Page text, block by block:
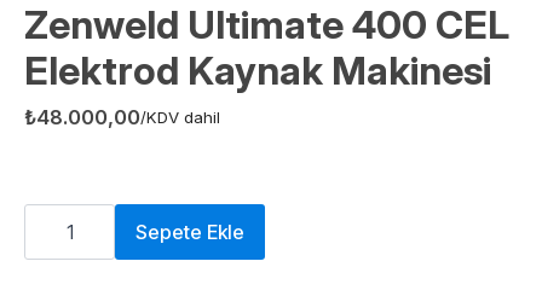
Zenweld Ultimate 400 CEL
Elektrod Kaynak Makinesi
₺48.000,00/KDV dahil
Zenweld
Ultimate
400
Sepete Ekle